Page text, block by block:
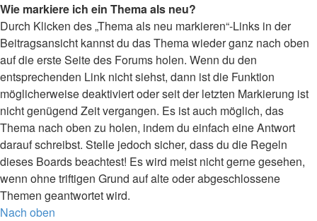
Wie markiere ich ein Thema als neu?
Durch Klicken des „Thema als neu markieren“-Links in der
Beitragsansicht kannst du das Thema wieder ganz nach oben
auf die erste Seite des Forums holen. Wenn du den
entsprechenden Link nicht siehst, dann ist die Funktion
möglicherweise deaktiviert oder seit der letzten Markierung ist
nicht genügend Zeit vergangen. Es ist auch möglich, das
Thema nach oben zu holen, indem du einfach eine Antwort
darauf schreibst. Stelle jedoch sicher, dass du die Regeln
dieses Boards beachtest! Es wird meist nicht gerne gesehen,
wenn ohne triftigen Grund auf alte oder abgeschlossene
Themen geantwortet wird.
Nach oben